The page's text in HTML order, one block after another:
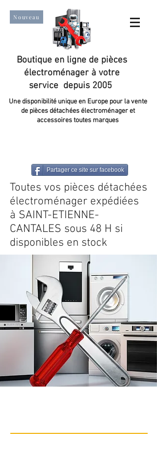
Nouveau
Boutique en ligne de pièces
électroménager à votre
service depuis 2005
Une disponibilité unique en Europe pour la vente
de pièces détachées électroménager et
accessoires toutes marques
Partager ce site sur facebook
Toutes vos pièces détachées
électroménager expédiées
à SAINT-ETIENNE-
CANTALES sous 48 H si
disponibles en stock